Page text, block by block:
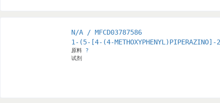
N/A / MFCD03787586
1-(5-[4-(4-METHOXYPHENYL)PIPERAZINO]-
原料 ?
试剂